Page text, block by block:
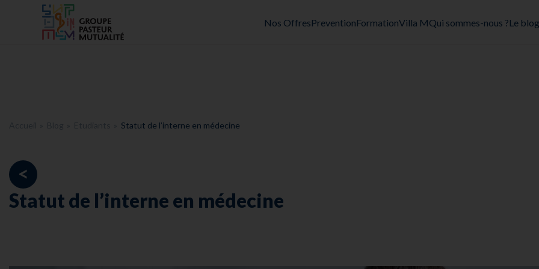
Accueil - Groupe Pasteur Mutualité
Nos OffresPreventionFormationVilla MQui sommes-nous ?Le blog
Statut de l’interne en médecine
<
Statut de l’interne en médecine